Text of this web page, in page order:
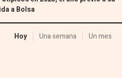
a Bolsa
Hoy Una semana Un mes